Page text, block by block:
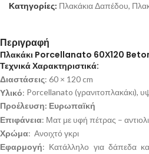
Κατηγορίες: Πλακάκια Δαπέδου,
Περιγραφή
Πλακάκι Porcellanato 60Χ120
Τεχνικά Χαρακτηριστικά:
Διαστάσεις: 60 × 120 cm
Υλικό: Porcellanato (γρανιτοπλακάκι),
Προέλευση: Ευρωπαϊκή
Επιφάνεια: Ματ με υφή πέτρας –
Χρώμα: Ανοιχτό γκρι
Εφαρμογή: Κατάλληλο για δάπεδα